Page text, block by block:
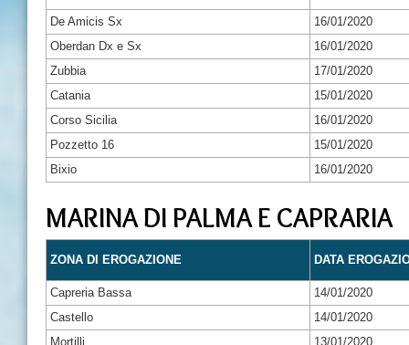
De Amicis Sx
16/01/2020
Oberdan Dx e Sx
16/01/2020
Zubbia
17/01/2020
Catania
15/01/2020
Corso Sicilia
16/01/2020
Pozzetto 16
15/01/2020
Bixio
16/01/2020
MARINA DI PALMA E CAPRARIA
ZONA DI EROGAZIONE DATA
Capreria Bassa
14/01/2020
Castello
14/01/2020
Mortilli
13/01/2020